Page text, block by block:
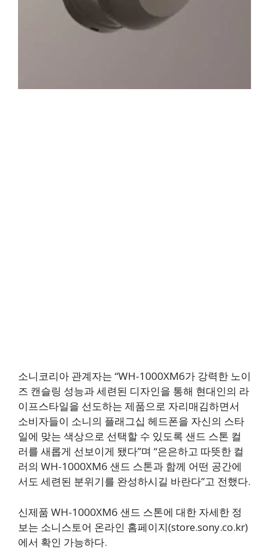
소니코리아 관계자는 “WH-1000XM6가 강력한 노이
즈 캔슬링 성능과 세련된 디자인을 통해 현대인의 라
이프스타일을 선도하는 제품으로 자리매김하면서
소비자들이 소니의 플래그십 헤드폰을 자신의 스타
일에 맞는 색상으로 선택할 수 있도록 샌드 스톤 컬
러를 새롭게 선보이게 됐다”며 “은은하고 따뜻한 컬
러의 WH-1000XM6 샌드 스톤과 함께 어떤 공간에
서도 세련된 분위기를 완성하시길 바란다”고 전했다.
신제품 WH-1000XM6 샌드 스톤에 대한 자세한 정
보는 소니스토어 온라인 홈페이지(store.sony.co.kr)
에서 확인 가능하다.